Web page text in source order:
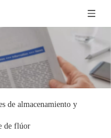
de almacenamiento y
de flúor